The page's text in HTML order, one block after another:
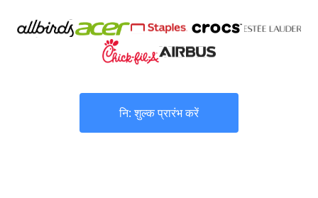
नि: शुल्क प्रारंभ करें